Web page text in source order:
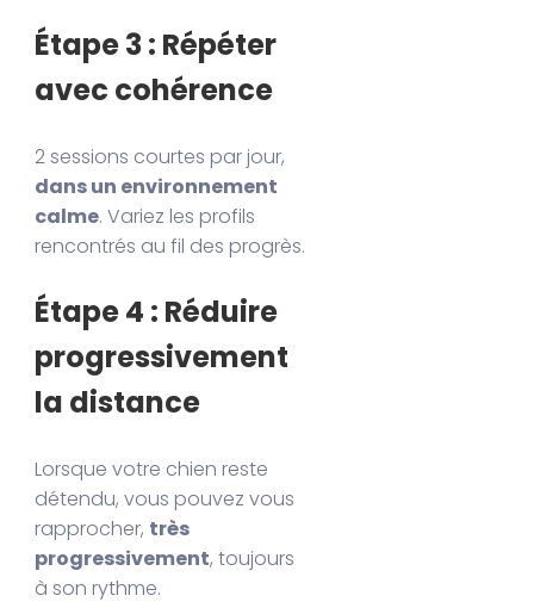
Étape 3 : Répéter
avec cohérence
2 sessions courtes par jour,
dans un environnement
calme. Variez les profils
rencontrés au fil des progrès.
Étape 4 : Réduire
progressivement
la distance
Lorsque votre chien reste
détendu, vous pouvez vous
rapprocher, très
progressivement, toujours
à son rythme.